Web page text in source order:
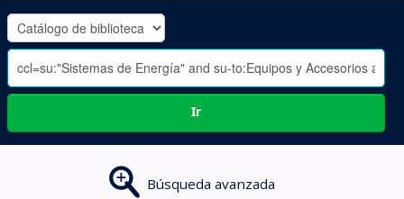
OLADE
-
Ir
Búsqueda avanzada